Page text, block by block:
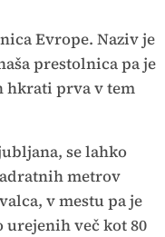
Evrope. Naziv je
prestolnica pa je
hkrati prva v tem
se lahko
metrov
v mestu pa je
več kot 80